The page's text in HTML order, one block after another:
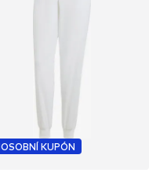
OSOBNÍ KUPÓN